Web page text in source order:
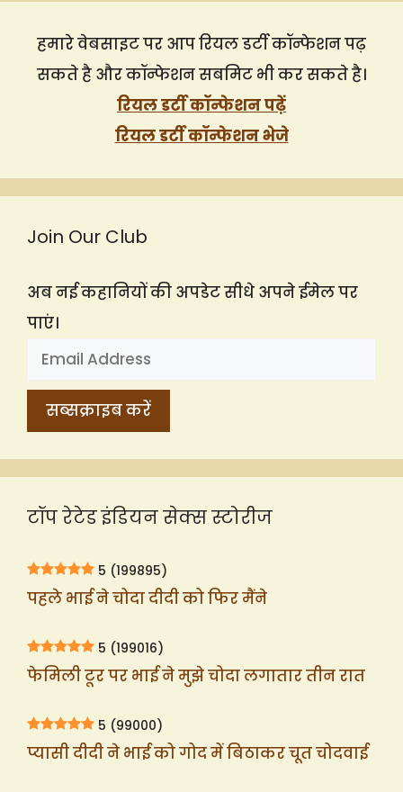
हमारे वेबसाइट पर आप रियल डर्टी कॉन्फेशन पढ़
सकते है और कॉन्फेशन सबमिट भी कर सकते है।
रियल डर्टी कॉन्फेशन पढ़ें
रियल डर्टी कॉन्फेशन भेजे
Join Our Club
अब नई कहानियों की अपडेट सीधे अपने ईमेल पर
पाएं।
टॉप रेटेड इंडियन सेक्स स्टोरीज
5 (199895)
पहले भाई ने चोदा दीदी को फिर मैंने
5 (199016)
फेमिली टूर पर भाई ने मुझे चोदा लगातार तीन रात
5 (99000)
प्यासी दीदी ने भाई को गोद में बिठाकर चूत चोदवाई